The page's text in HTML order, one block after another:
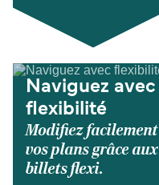
Naviguez avec
flexibilité
Modifiez facilement
vos plans grâce aux
billets flexi.